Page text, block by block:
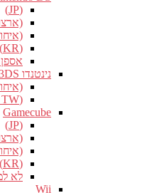
(JP)
(KR)
נינטנדו 3DS
(ique & TW)
Gamecube
(JP)
(KR)
לא
Wii